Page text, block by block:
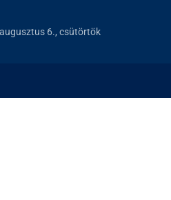
6., csütörtök